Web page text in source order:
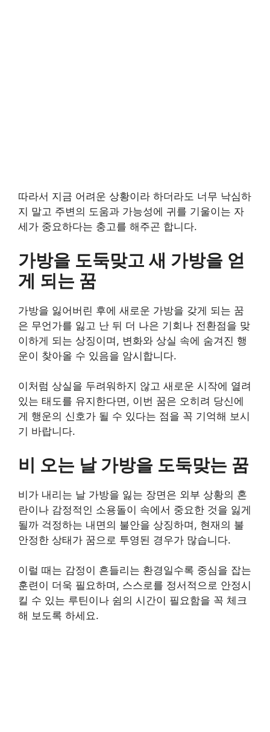
따라서 지금 어려운 상황이라 하더라도 너무 낙심하
지 말고 주변의 도움과 가능성에 귀를 기울이는 자
세가 중요하다는 충고를 해주곤 합니다.
가방을 도둑맞고 새 가방을 얻
게 되는 꿈
가방을 잃어버린 후에 새로운 가방을 갖게 되는 꿈
은 무언가를 잃고 난 뒤 더 나은 기회나 전환점을 맞
이하게 되는 상징이며, 변화와 상실 속에 숨겨진 행
운이 찾아올 수 있음을 암시합니다.
이처럼 상실을 두려워하지 않고 새로운 시작에 열려
있는 태도를 유지한다면, 이번 꿈은 오히려 당신에
게 행운의 신호가 될 수 있다는 점을 꼭 기억해 보시
기 바랍니다.
비 오는 날 가방을 도둑맞는 꿈
비가 내리는 날 가방을 잃는 장면은 외부 상황의 혼
란이나 감정적인 소용돌이 속에서 중요한 것을 잃게
될까 걱정하는 내면의 불안을 상징하며, 현재의 불
안정한 상태가 꿈으로 투영된 경우가 많습니다.
이럴 때는 감정이 흔들리는 환경일수록 중심을 잡는
훈련이 더욱 필요하며, 스스로를 정서적으로 안정시
킬 수 있는 루틴이나 쉼의 시간이 필요함을 꼭 체크
해 보도록 하세요.